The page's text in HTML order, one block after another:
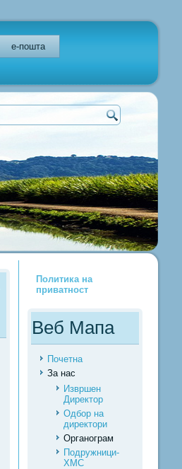
e-пошта
Политика на
приватност
Веб Мапа
Почетна
За нас
Извршен
Директор
Одбор на
директори
Органограм
Подружници-
ХМС